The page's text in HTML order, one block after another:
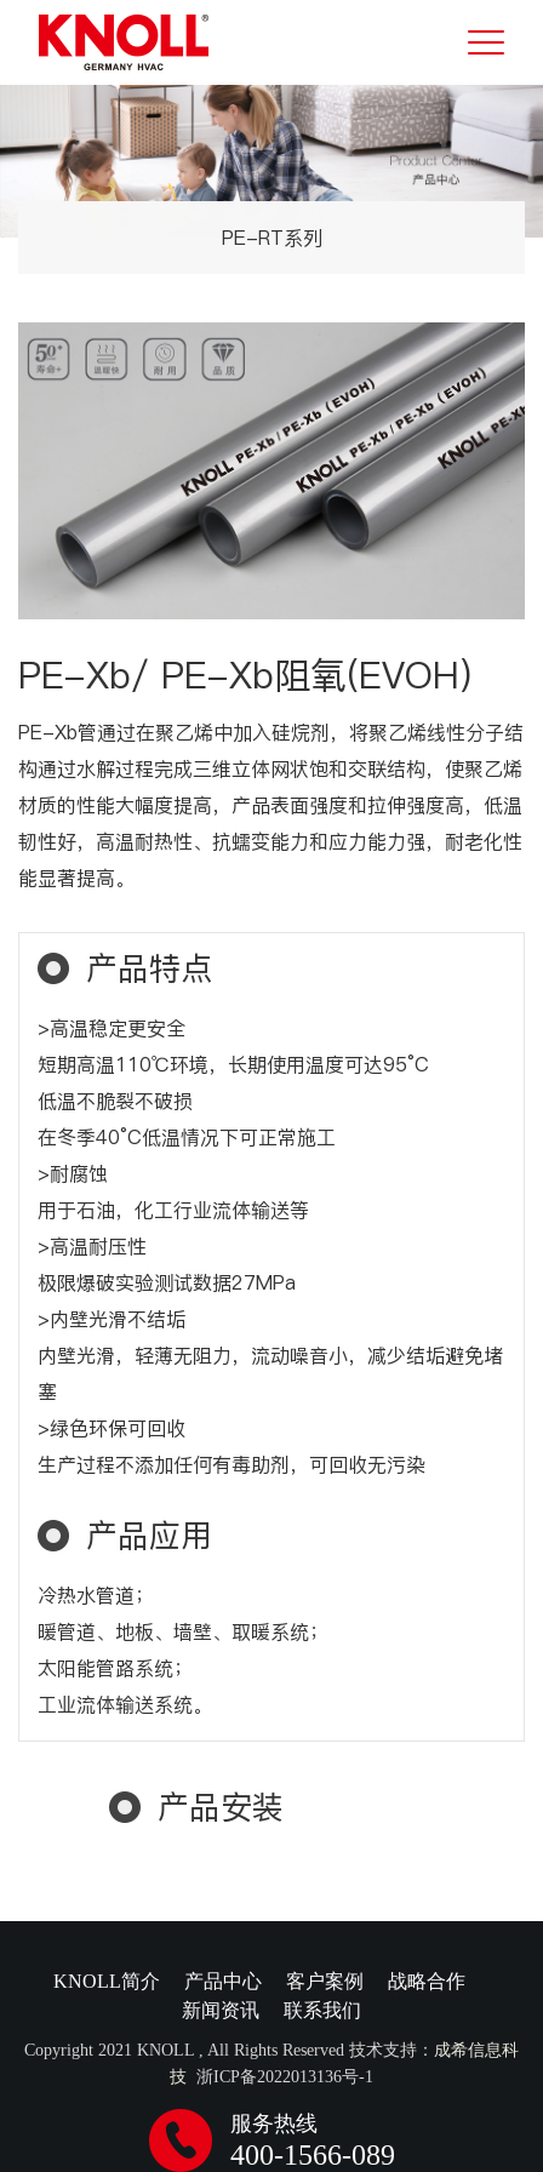
PE-RT系列
PE-Xb/ PE-Xb阻氧(EVOH)
PE-Xb管通过在聚乙烯中加入硅烷剂，将聚乙烯线性分子结
构通过水解过程完成三维立体网状饱和交联结构，使聚乙烯
材质的性能大幅度提高，产品表面强度和拉伸强度高，低温
韧性好，高温耐热性、抗蠕变能力和应力能力强，耐老化性
能显著提高。
产品特点
>高温稳定更安全
短期高温110℃环境，长期使用温度可达95°C
低温不脆裂不破损
在冬季40°C低温情况下可正常施工
>耐腐蚀
用于石油，化工行业流体输送等
>高温耐压性
极限爆破实验测试数据27MPa
>内壁光滑不结垢
内壁光滑，轻薄无阻力，流动噪音小，减少结垢避免堵
塞
>绿色环保可回收
生产过程不添加任何有毒助剂，可回收无污染
产品应用
冷热水管道；
暖管道、地板、墙壁、取暖系统；
太阳能管路系统；
工业流体输送系统。
产品安装
KNOLL简介 产品中心 客户案例
战略合作
新闻资讯
联系我们
Copyright 2021 KNOLL , All Rights Reserved 技术支持： 成希信息科
技 浙ICP备2022013136号-1
服务热线
400-1566-089